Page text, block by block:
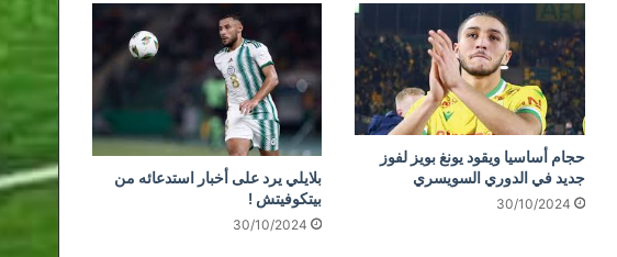
حجام أساسيا ويقود يونغ بويز لفوز
جديد في الدوري السويسري
30/10/2024
بلايلي يرد على أخبار استدعائه من
بيتكوفيتش !
30/10/2024